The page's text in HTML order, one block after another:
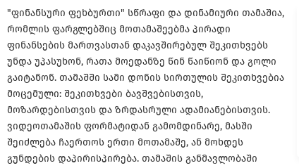
"ფინანსური ფეხბურთი" სწრაფი და დინამიური თამაშია,
რომლის ფარგლებშიც მოთამაშეებმა პირადი
ფინანსების მართვასთან დაკავშირებულ შეკითხვებს
უნდა უპასუხონ, რათა მოედანზე წინ წაიწიონ და გოლი
გაიტანონ. თამაშში სამი დონის სირთულის შეკითხვებია
მოცემული: შეკითხვები ბავშვებისთვის,
მოზარდებისთვის და ზრდასრული ადამიანებისთვის.
ვიდეოთამაშის ფორმატიდან გამომდინარე, მასში
შეიძლება ჩაერთოს ერთი მოთამაშე, ან მოხდეს
გუნდების დაპირისპირება. თამაშის განმავლობაში